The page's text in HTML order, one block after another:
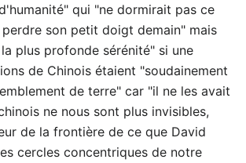
qui "ne dormirait pas ce
son petit doigt demain" mais
plus profonde sérénité" si une
de Chinois étaient "soudainement
de terre" car "il ne les avait
ne nous sont plus invisibles,
de la frontière de ce que David
cercles concentriques de notre